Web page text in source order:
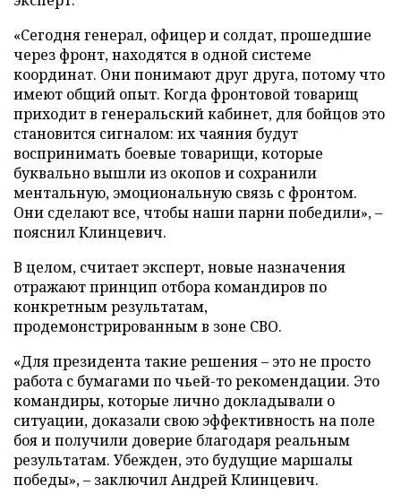
«Сегодня генерал, офицер и солдат, прошедшие
через фронт, находятся в одной системе
координат. Они понимают друг друга, потому что
имеют общий опыт. Когда фронтовой товарищ
приходит в генеральский кабинет, для бойцов это
становится сигналом: их чаяния будут
воспринимать боевые товарищи, которые
буквально вышли из окопов и сохранили
ментальную, эмоциональную связь с фронтом.
Они сделают все, чтобы наши парни победили», –
пояснил Клинцевич.
В целом, считает эксперт, новые назначения
отражают принцип отбора командиров по
конкретным результатам,
продемонстрированным в зоне СВО.
«Для президента такие решения – это не просто
работа с бумагами по чьей-то рекомендации. Это
командиры, которые лично докладывали о
ситуации, доказали свою эффективность на поле
боя и получили доверие благодаря реальным
результатам. Убежден, это будущие маршалы
победы», – заключил Андрей Клинцевич.